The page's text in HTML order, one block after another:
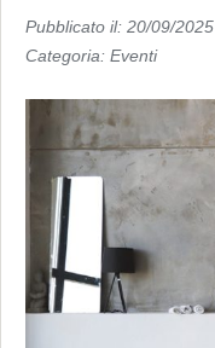
Pubblicato il: 20/09/2025
Categoria: Eventi